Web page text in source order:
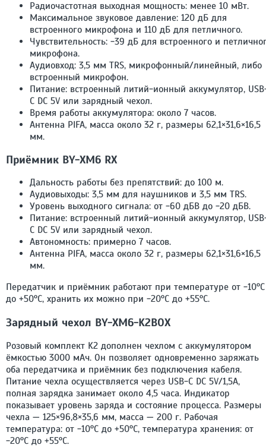
Радиочастотная выходная мощность: менее 10 мВт.
Максимальное звуковое давление: 120 дБ для
встроенного микрофона и 110 дБ для петличного.
Чувствительность: -39 дБ для встроенного и
микрофона.
Аудиовход: 3,5 мм TRS, микрофонный/линейный, либо
встроенный микрофон.
Питание: встроенный литий-ионный аккумулятор,
C DC 5V или зарядный чехол.
Время работы аккумулятора: около 7 часов.
Антенна PIFA, масса около 32 г, размеры 62,1×31,6×16,5
мм.
Приёмник BY-XM6 RX
Дальность работы без препятствий: до 100 м.
Аудиовыходы: 3,5 мм для наушников и 3,5 мм TRS.
Уровень выходного сигнала: от -60 дБВ до -20 дБВ.
Питание: встроенный литий-ионный аккумулятор,
C DC 5V или зарядный чехол.
Автономность: примерно 7 часов.
Антенна PIFA, масса около 32 г, размеры 62,1×31,6×16,5
мм.
Передатчик и приёмник работают при температуре от -10°С
до +50°С, хранить их можно при -20°С до +55°С.
Зарядный чехол BY-XM6-K2BOX
Розовый комплект K2 дополнен чехлом с аккумулятором
ёмкостью 3000 мАч. Он позволяет одновременно заряжать
оба передатчика и приёмник без подключения кабеля.
Питание чехла осуществляется через USB-C DC 5V/1,5A,
полная зарядка занимает около 4,5 часа. Индикатор
показывает уровень заряда и состояние процесса. Размеры
чехла — 125×96,8×35,6 мм, масса — 200 г. Рабочая
температура: от -10°С до +50°С, температура хранения: от
-20°С до +55°С.